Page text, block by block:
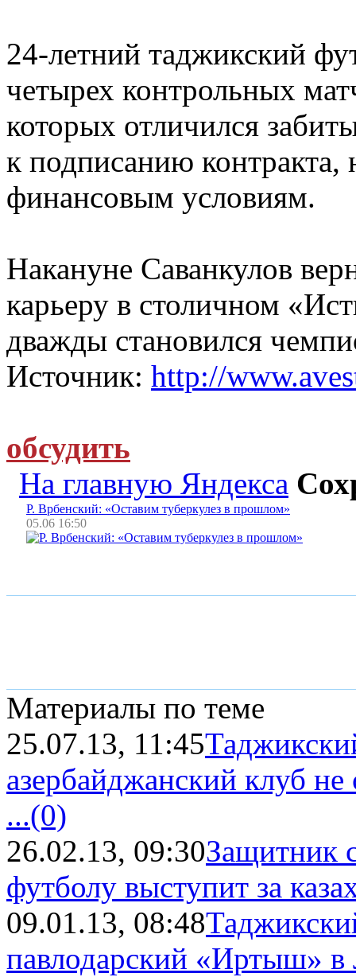
24-летний таджикский
четырех контрольных
которых отличился
к подписанию контракта,
финансовым условиям.
Накануне Саванкулов
карьеру в столичном
дважды становился
Источник: http://
обсудить
На главную Яндекса
Р. Врбенский: «Оставим туберкулез в прошлом»
05.06 16:50
Материалы по теме
25.07.13, 11:45
азербайджанский клуб
...(0)
26.02.13, 09:30Защитник
футболу выступит за
09.01.13, 08:48
павлодарский «Иртыш»